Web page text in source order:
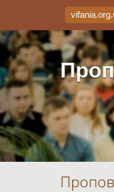
vifania.org